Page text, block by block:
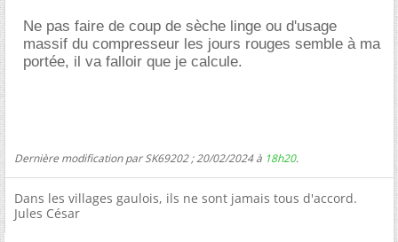
Ne pas faire de coup de sèche linge ou d'usage
massif du compresseur les jours rouges semble à ma
portée, il va falloir que je calcule.
Dernière modification par SK69202 ; 20/02/2024 à 18h20.
Dans les villages gaulois, ils ne sont jamais tous d'accord.
Jules César